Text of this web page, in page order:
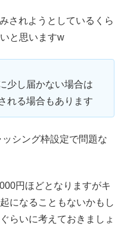
されようとしているくら
と思いますw
少し届かない場合は
れる場合もあります
シング枠設定で問題な
円ほどとなりますがキ
になることもないかもし
らいに考えておきましょ